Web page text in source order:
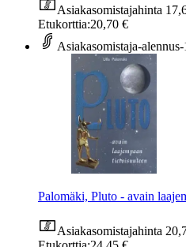
Asiakasomistajahinta
Etukorttia:20,70 €
Asiakasomistaja-alennus-
Palomäki, Pluto - avain
Asiakasomistajahinta